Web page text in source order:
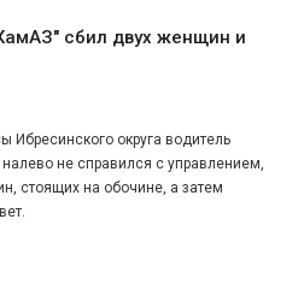
сбил двух женщин и
Ибресинского округа водитель
не справился с управлением,
стоящих на обочине, а затем